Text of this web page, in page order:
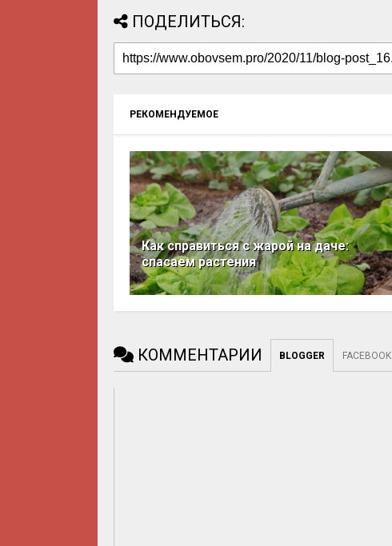
ПОДЕЛИТЬСЯ:
РЕКОМЕНДУЕМОЕ
Как справиться с жарой на даче:
спасаем растения
КОММЕНТАРИИ BLOGGER FACEBOOK